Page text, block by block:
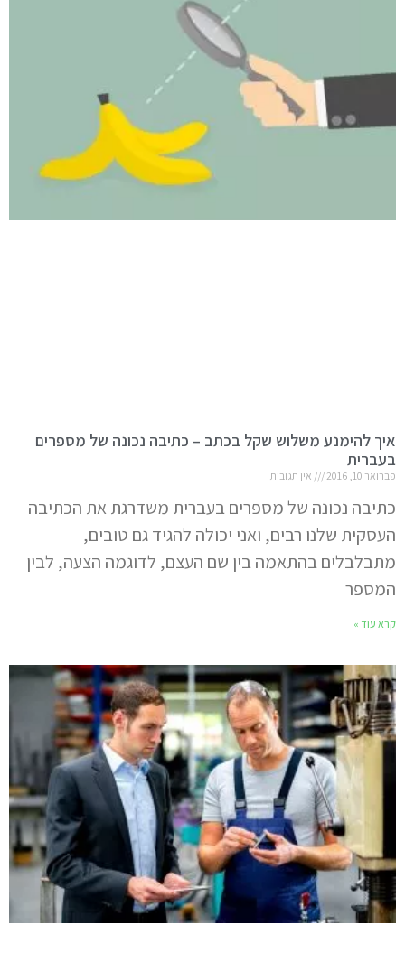
איך להימנע משלוש שקל בכתב – כתיבה נכונה של מספרים
בעברית
פברואר 10, 2016 אין תגובות
כתיבה נכונה של מספרים בעברית משדרגת את הכתיבה
העסקית שלנו רבים, ואני יכולה להגיד גם טובים,
מתבלבלים בהתאמה בין שם העצם, לדוגמה הצעה, לבין
המספר
קרא עוד »